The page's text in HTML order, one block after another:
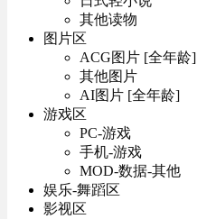
其他读物
图片区
ACG图片 [全年龄]
其他图片
AI图片 [全年龄]
游戏区
PC-游戏
手机-游戏
MOD-数据-其他
娱乐-舞蹈区
影视区